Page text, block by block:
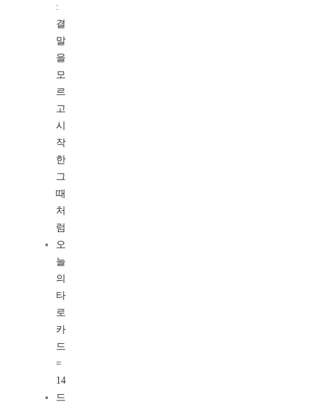
:
결
말
을
모
르
고
시
작
한
그
때
처
럼
오
늘
의
타
로
카
드
=
14
드